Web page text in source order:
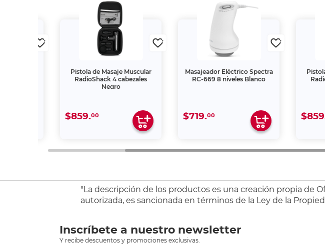
Pistola de Masaje Muscular
RadioShack 4 cabezales
Negro
$859.00
Masajeador Eléctrico Spectra
RC-669 8 niveles Blanco
$719.00
"La descripción de los productos es una creación propia de
autorizada, es sancionada en términos de la Ley de la
Inscríbete a nuestro newsletter
Y recibe descuentos y promociones exclusivas.